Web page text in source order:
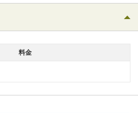
料金